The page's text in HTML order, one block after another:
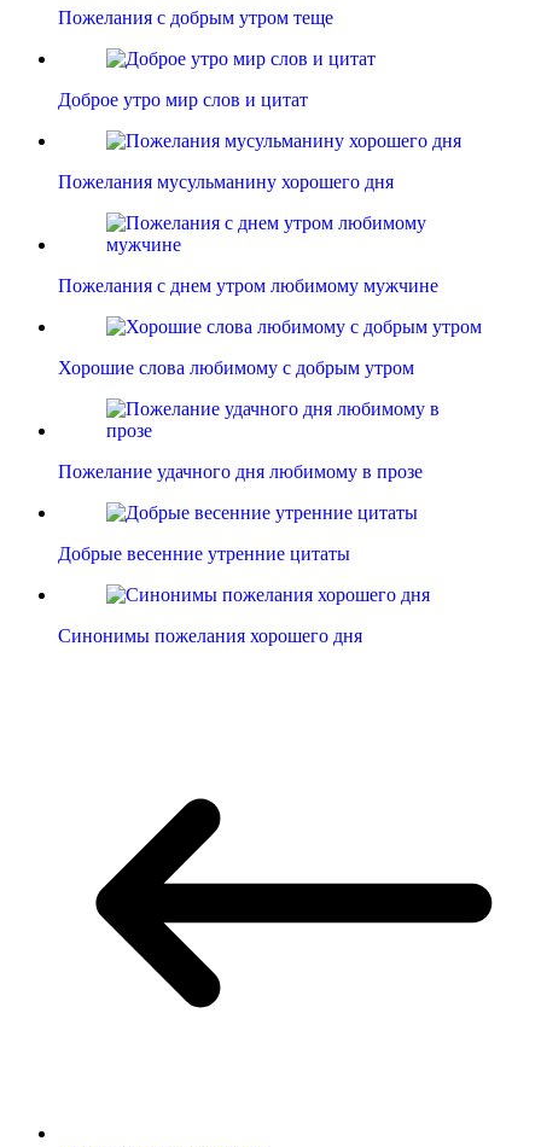
Пожелания с добрым утром теще
Доброе утро мир слов и цитат
Пожелания мусульманину хорошего дня
Пожелания с днем утром любимому мужчине
Хорошие слова любимому с добрым утром
Пожелание удачного дня любимому в прозе
Добрые весенние утренние цитаты
Синонимы пожелания хорошего дня